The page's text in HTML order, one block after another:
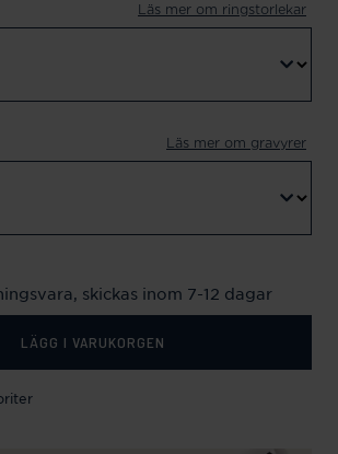
Läs mer om ringstorlekar
Läs mer om gravyrer
skickas inom 7-12 dagar
LÄGG I VARUKORGEN